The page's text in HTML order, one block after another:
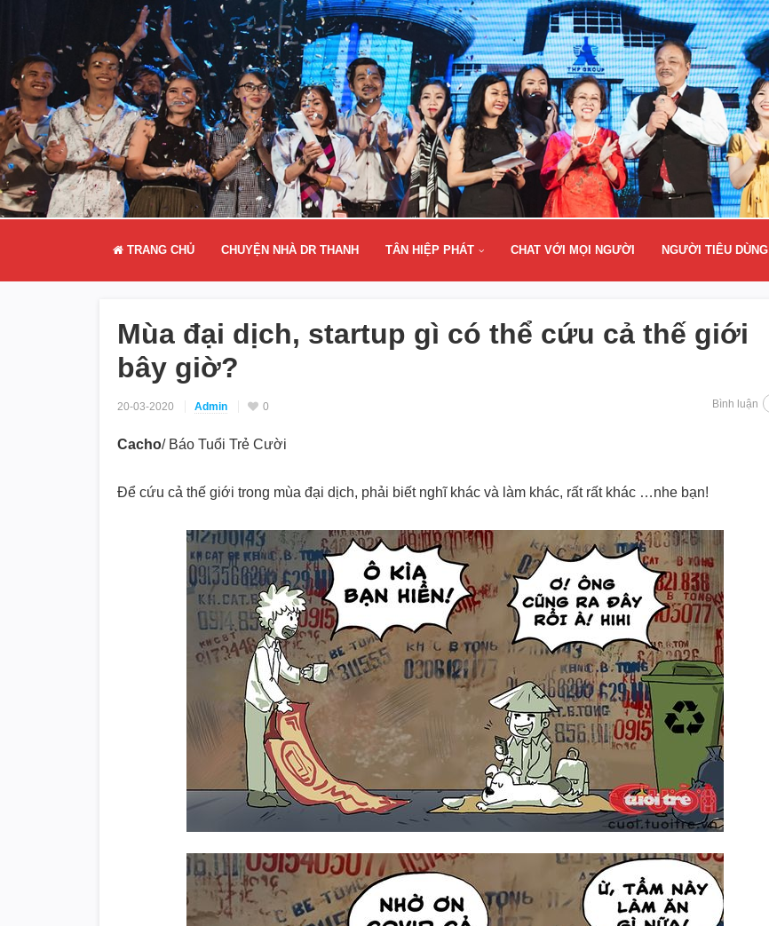
TRANG CHỦ CHUYỆN NHÀ DR THANH TÂN HIỆP PHÁT CHAT VỚI MỌI NGƯỜI NGƯỜI TIÊU DÙNG
Mùa đại dịch, startup gì có thể cứu cả thế giới
bây giờ?
20-03-2020 Admin 0 Bình luận
Cacho/ Báo Tuổi Trẻ Cười
Để cứu cả thế giới trong mùa đại dịch, phải biết nghĩ khác và làm khác, rất rất khác …nhe bạn!